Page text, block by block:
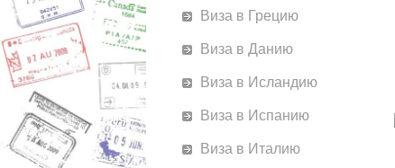
Виза в Грецию
Виза в Данию
Виза в Исландию
Виза в Испанию
Виза в Италию